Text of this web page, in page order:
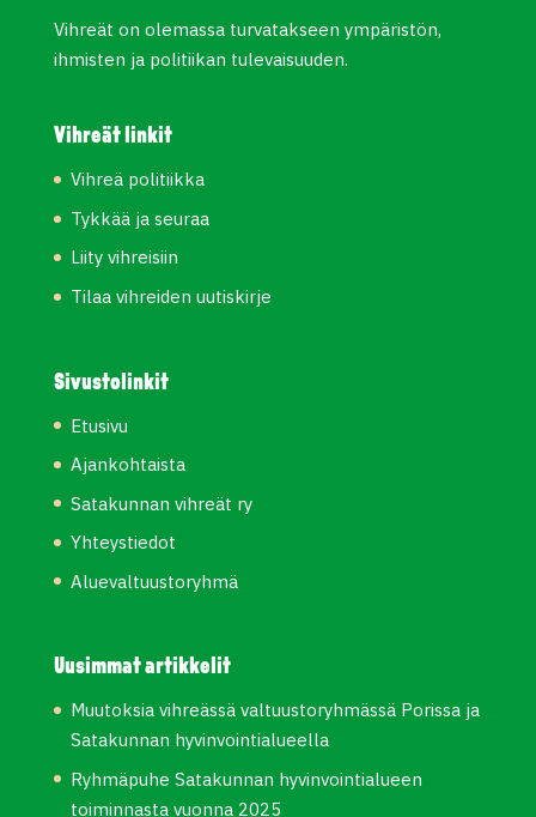
Vihreät on olemassa turvatakseen ympäristön,
ihmisten ja politiikan tulevaisuuden.
Vihreät linkit
Vihreä politiikka
Tykkää ja seuraa
Liity vihreisiin
Tilaa vihreiden uutiskirje
Sivustolinkit
Etusivu
Ajankohtaista
Satakunnan vihreät ry
Yhteystiedot
Aluevaltuustoryhmä
Uusimmat artikkelit
Muutoksia vihreässä valtuustoryhmässä Porissa ja
Satakunnan hyvinvointialueella
Ryhmäpuhe Satakunnan hyvinvointialueen
toiminnasta vuonna 2025